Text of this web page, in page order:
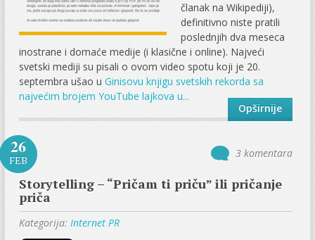
članak na Wikipediji),
definitivno niste pratili
poslednjih dva meseca
inostrane i domaće medije (i klasične i online). Najveći
svetski mediji su pisali o ovom video spotu koji je 20.
septembra ušao uGinisovu knjigu svetskih rekorda sa
najvećim brojem YouTube lajkova u...
Opširnije
26
FEB
3 komentara
Storytelling – “Pričam ti priču” ili pričanje
priča
Kategorija:Internet PR